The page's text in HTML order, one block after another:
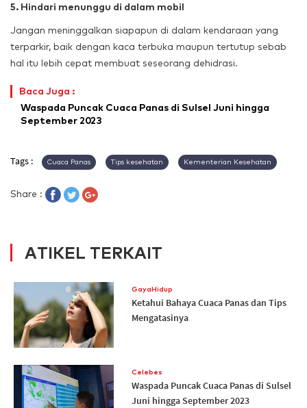
5. Hindari menunggu di dalam mobil
Jangan meninggalkan siapapun di dalam kendaraan yang
terparkir, baik dengan kaca terbuka maupun tertutup sebab
hal itu lebih cepat membuat seseorang dehidrasi.
Baca Juga :
Waspada Puncak Cuaca Panas di Sulsel Juni hingga
September 2023
Tags : Cuaca Panas Tips kesehatan Kementerian Kesehatan
Share :
ATIKEL TERKAIT
GayaHidup
Ketahui Bahaya Cuaca Panas dan Tips
Mengatasinya
Celebes
Waspada Puncak Cuaca Panas di Sulsel
Juni hingga September 2023